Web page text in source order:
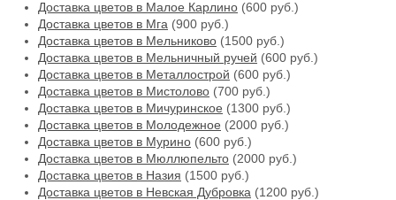
Доставка цветов в Малое Карлино (600 руб.)
Доставка цветов в Мга (900 руб.)
Доставка цветов в Мельниково (1500 руб.)
Доставка цветов в Мельничный ручей (600 руб.)
Доставка цветов в Металлострой (600 руб.)
Доставка цветов в Мистолово (700 руб.)
Доставка цветов в Мичуринское (1300 руб.)
Доставка цветов в Молодежное (2000 руб.)
Доставка цветов в Мурино (600 руб.)
Доставка цветов в Мюллюпельто (2000 руб.)
Доставка цветов в Назия (1500 руб.)
Доставка цветов в Невская Дубровка (1200 руб.)